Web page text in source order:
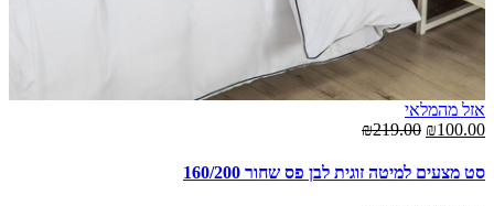
אזל מהמלאי
₪100.00
₪219.00
סט מצעים למיטה זוגית לבן פס שחור 160/200